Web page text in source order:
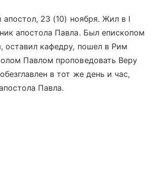
апостол, 23 (10) ноября. Жил в I
апостола Павла. Был епископом
оставил кафедру, пошел в Рим
Павлом проповедовать Веру
в тот же день и час,
Павла.